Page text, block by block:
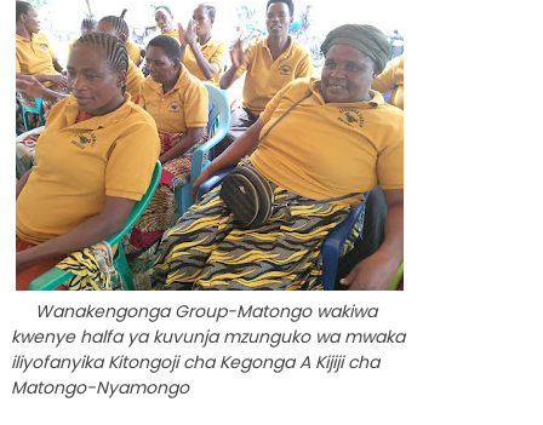
Wanakengonga Group-Matongo wakiwa
kwenye halfa ya kuvunja mzunguko wa mwaka
iliyofanyika Kitongoji cha Kegonga A Kijiji cha
Matongo-Nyamongo